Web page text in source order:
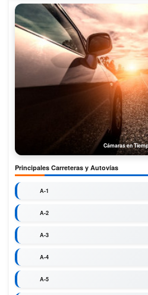
Cámaras en
Principales Carreteras y Autovías
A-1
A-2
A-3
A-4
A-5